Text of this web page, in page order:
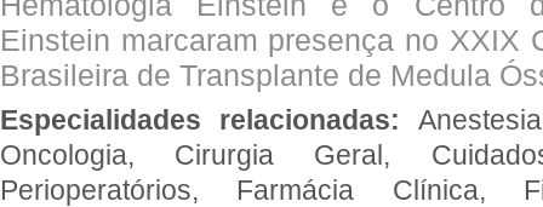
Einstein marcaram presença no XXIX
Brasileira de Transplante de Medula
Especialidades relacionadas:
Oncologia, Cirurgia Geral,
Perioperatórios, Farmácia Clínica,